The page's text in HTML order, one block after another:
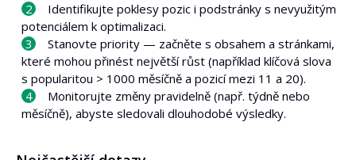
Identifikujte poklesy pozic i podstránky s nevyužitým
potenciálem k optimalizaci.
Stanovte priority — začněte s obsahem a stránkami,
které mohou přinést největší růst (například klíčová slova
s popularitou > 1000 měsíčně a pozicí mezi 11 a 20).
Monitorujte změny pravidelně (např. týdně nebo
měsíčně), abyste sledovali dlouhodobé výsledky.